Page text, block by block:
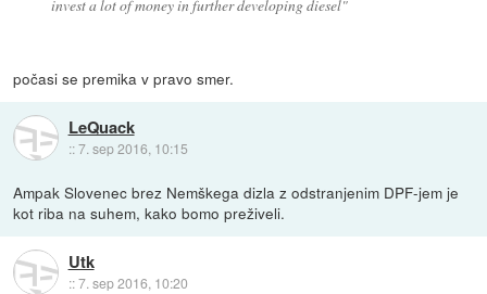
invest a lot of money in further developing diesel"
počasi se premika v pravo smer.
LeQuack
::7. sep 2016, 10:15
Ampak Slovenec brez Nemškega dizla z odstranjenim DPF-jem je
kot riba na suhem, kako bomo preživeli.
Utk
::7. sep 2016, 10:20